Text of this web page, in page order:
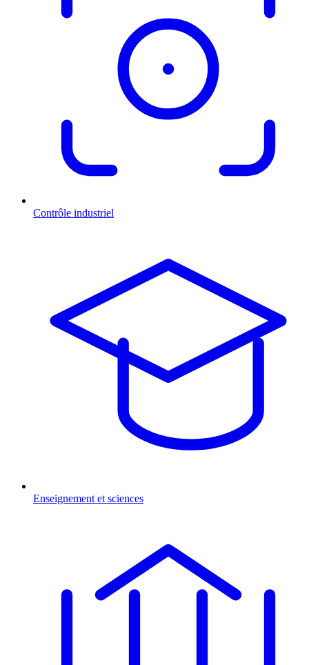
Contrôle industriel
Enseignement et sciences